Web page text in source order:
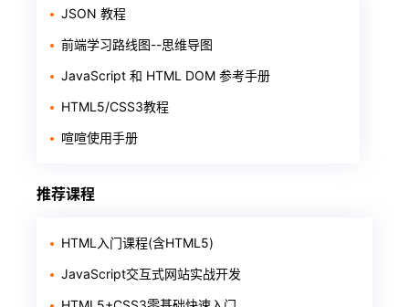
JSON 教程
前端学习路线图--思维导图
JavaScript 和 HTML DOM 参考手册
HTML5/CSS3教程
喧喧使用手册
推荐课程
HTML入门课程(含HTML5)
JavaScript交互式网站实战开发